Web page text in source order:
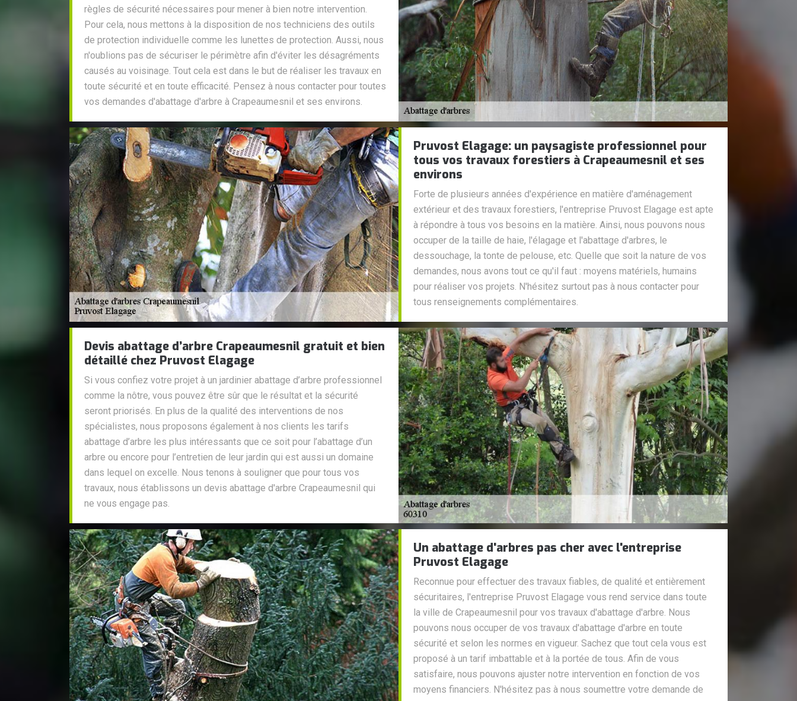
règles de sécurité nécessaires pour mener à bien notre intervention.
Pour cela, nous mettons à la disposition de nos techniciens des outils
de protection individuelle comme les lunettes de protection. Aussi, nous
n'oublions pas de sécuriser le périmètre afin d'éviter les désagréments
causés au voisinage. Tout cela est dans le but de réaliser les travaux en
toute sécurité et en toute efficacité. Pensez à nous contacter pour toutes
vos demandes d'abattage d'arbre à Crapeaumesnil et ses environs.
Pruvost Elagage: un paysagiste professionnel pour
tous vos travaux forestiers à Crapeaumesnil et ses
environs
Forte de plusieurs années d'expérience en matière d'aménagement
extérieur et des travaux forestiers, l'entreprise Pruvost Elagage est apte
à répondre à tous vos besoins en la matière. Ainsi, nous pouvons nous
occuper de la taille de haie, l'élagage et l'abattage d'arbres, le
dessouchage, la tonte de pelouse, etc. Quelle que soit la nature de vos
demandes, nous avons tout ce qu'il faut : moyens matériels, humains
pour réaliser vos projets. N'hésitez surtout pas à nous contacter pour
tous renseignements complémentaires.
Devis abattage d’arbre Crapeaumesnil gratuit et bien
détaillé chez Pruvost Elagage
Si vous confiez votre projet à un jardinier abattage d’arbre professionnel
comme la nôtre, vous pouvez être sûr que le résultat et la sécurité
seront priorisés. En plus de la qualité des interventions de nos
spécialistes, nous proposons également à nos clients les tarifs
abattage d’arbre les plus intéressants que ce soit pour l’abattage d’un
arbre ou encore pour l’entretien de leur jardin qui est aussi un domaine
dans lequel on excelle. Nous tenons à souligner que pour tous vos
travaux, nous établissons un devis abattage d'arbre Crapeaumesnil qui
ne vous engage pas.
Un abattage d'arbres pas cher avec l'entreprise
Pruvost Elagage
Reconnue pour effectuer des travaux fiables, de qualité et entièrement
sécuritaires, l'entreprise Pruvost Elagage vous rend service dans toute
la ville de Crapeaumesnil pour vos travaux d'abattage d'arbre. Nous
pouvons nous occuper de vos travaux d'abattage d'arbre en toute
sécurité et selon les normes en vigueur. Sachez que tout cela vous est
proposé à un tarif imbattable et à la portée de tous. Afin de vous
satisfaire, nous pouvons ajuster notre intervention en fonction de vos
moyens financiers. N'hésitez pas à nous soumettre votre demande de